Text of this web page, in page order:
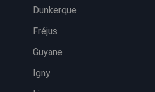
Dunkerque
Fréjus
Guyane
Igny